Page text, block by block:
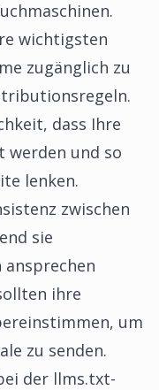
wichtigsten
zugänglich zu
dass Ihre
werden und so
lenken.
zwischen
sie
ihre
um
zu senden.
der llms.txt-